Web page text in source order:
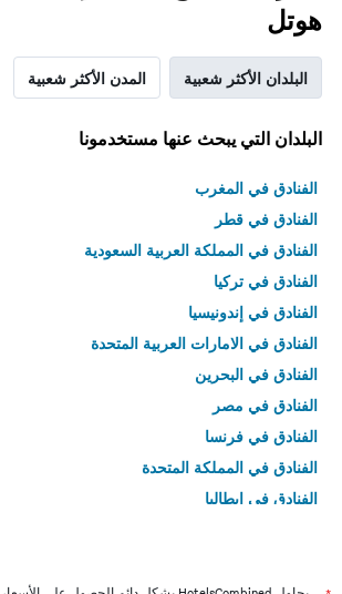
هوتل
البلدان الأكثر شعبية المدن الأكثر شعبية
البلدان التي يبحث عنها مستخدمونا
الفنادق في المغرب
الفنادق في قطر
الفنادق في المملكة العربية السعودية
الفنادق في تركيا
الفنادق في إندونيسيا
الفنادق في الامارات العربية المتحدة
الفنادق في البحرين
الفنادق في مصر
الفنادق في فرنسا
الفنادق في المملكة المتحدة
الفنادق في إيطاليا